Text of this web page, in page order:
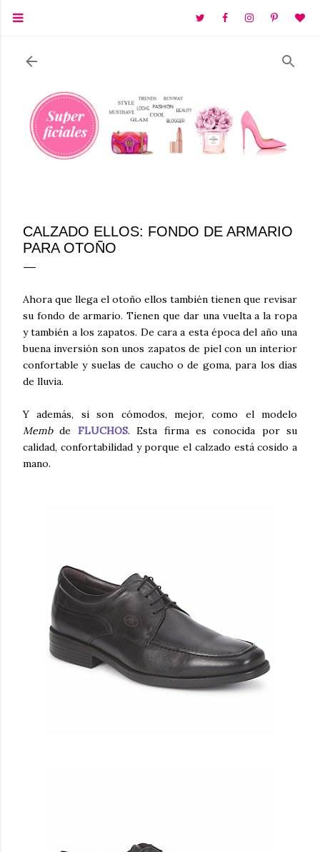
Ir al contenido principal
CALZADO ELLOS: FONDO DE ARMARIO
PARA OTOÑO
Ahora que llega el otoño ellos también tienen que revisar
su fondo de armario. Tienen que dar una vuelta a la ropa
y también a los zapatos. De cara a esta época del año una
buena inversión son unos zapatos de piel con un interior
confortable y suelas de caucho o de goma, para los días
de lluvia.
Y además, si son cómodos, mejor, como el modelo
Membde FLUCHOS. Esta firma es conocida por su
calidad, confortabilidad y porque el calzado está cosido a
mano.